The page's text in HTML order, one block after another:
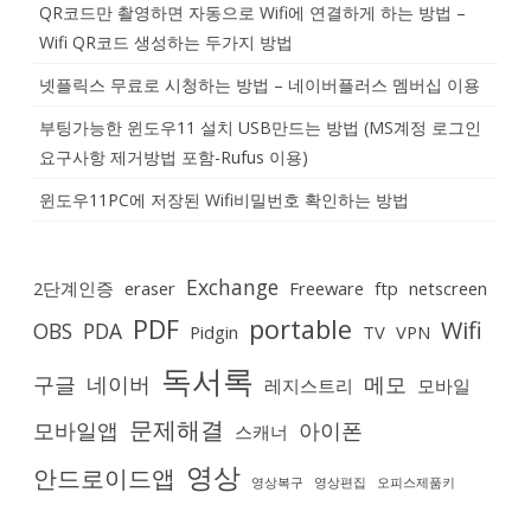
QR코드만 촬영하면 자동으로 Wifi에 연결하게 하는 방법 –
Wifi QR코드 생성하는 두가지 방법
넷플릭스 무료로 시청하는 방법 – 네이버플러스 멤버십 이용
부팅가능한 윈도우11 설치 USB만드는 방법 (MS계정 로그인
요구사항 제거방법 포함-Rufus 이용)
윈도우11PC에 저장된 Wifi비밀번호 확인하는 방법
2단계인증 eraser Exchange Freeware ftp netscreen
OBS PDA PDF Pidgin portable TV VPN Wifi
구글 네이버 독서록 레지스트리 메모 모바일
모바일앱 문제해결 스캐너 아이폰
안드로이드앱 영상 영상복구 영상편집 오피스제품키